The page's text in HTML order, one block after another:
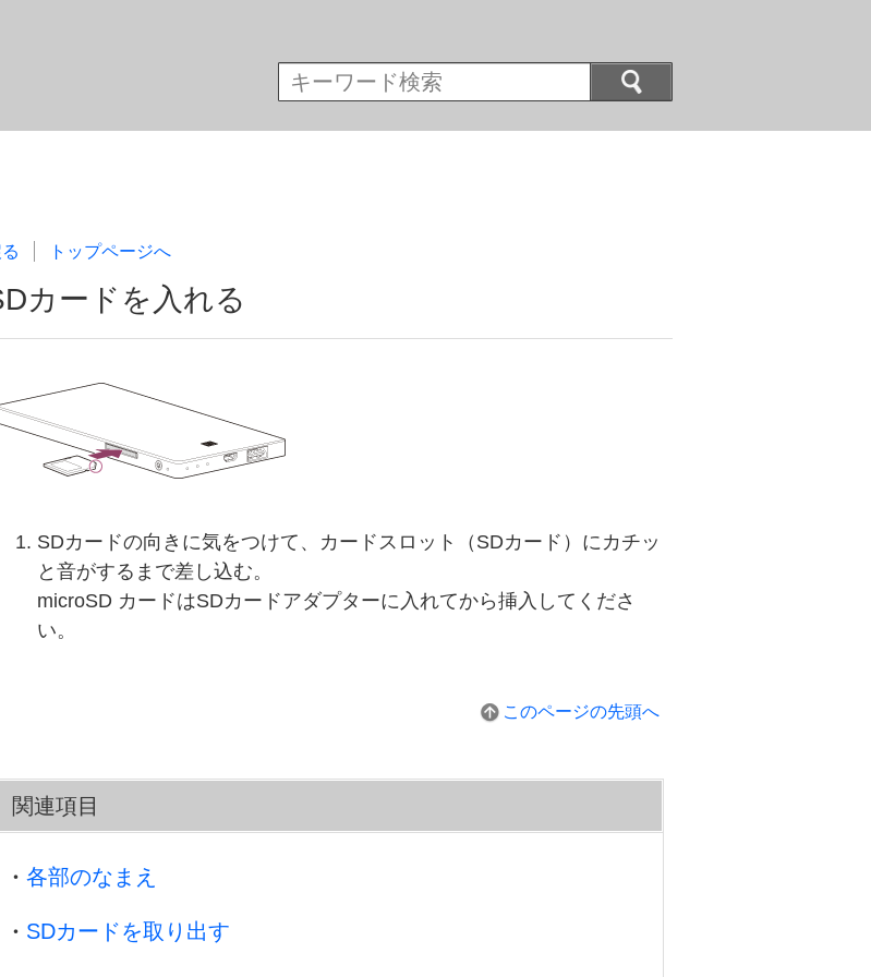
トップページへ
カードを入れる
SDカードの向きに気をつけて、カードスロット（SDカード）にカチッ
と音がするまで差し込む。
microSD カードはSDカードアダプターに入れてから挿入してくださ
い。
このページの先頭へ
関連項目
各部のなまえ
SDカードを取り出す